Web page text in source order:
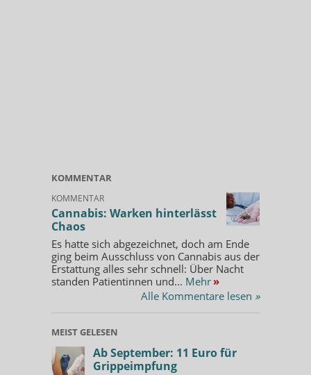
KOMMENTAR
KOMMENTAR
Cannabis: Warken hinterlässt
Chaos
Es hatte sich abgezeichnet, doch am Ende
ging beim Ausschluss von Cannabis aus der
Erstattung alles sehr schnell: Über Nacht
standen Patientinnen und... Mehr »
Alle Kommentare lesen »
MEIST GELESEN
Ab September: 11 Euro für
Grippeimpfung